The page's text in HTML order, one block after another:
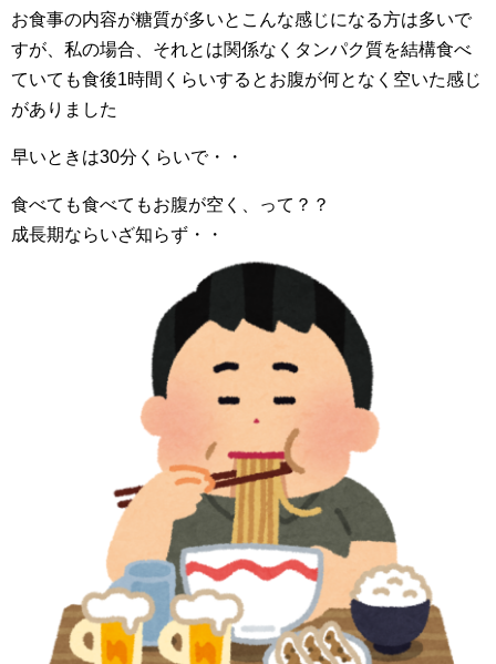
お食事の内容が糖質が多いとこんな感じになる方は多いで
すが、私の場合、それとは関係なくタンパク質を結構食べ
ていても食後1時間くらいするとお腹が何となく空いた感じ
がありました
早いときは30分くらいで・・
食べても食べてもお腹が空く、って？？
成長期ならいざ知らず・・